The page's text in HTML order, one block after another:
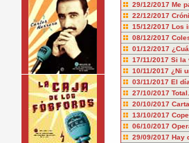
29/12/2017 Me
22/12/2017
15/12/2017 Los
08/12/2017
01/12/2017
17/11/2017 Si la
10/11/2017 ¿Ni
03/11/2017 El
27/10/2017
20/10/2017
13/10/2017
06/10/2017
29/09/2017 Hay